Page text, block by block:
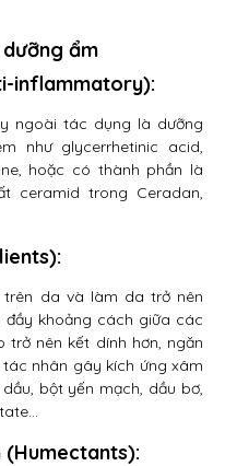
ẩm
inflammatory):
ngoài tác dụng là dưỡng
như glycerrhetinic acid,
hoặc có thành phần là
ceramid trong Ceradan,
da và làm da trở nên
khoảng cách giữa các
nên kết dính hơn, ngăn
nhân gây kích ứng xâm
bột yến mạch, dầu bơ,
(Humectants):